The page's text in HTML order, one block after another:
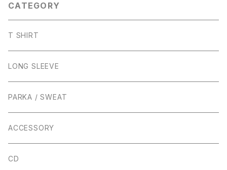
CATEGORY
T SHIRT
LONG SLEEVE
PARKA / SWEAT
ACCESSORY
CD